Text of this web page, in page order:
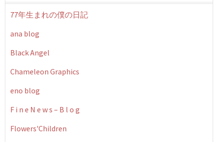
77年生まれの僕の日記
ana blog
Black Angel
Chameleon Graphics
eno blog
F i n e N e w s – B l o g
Flowers'Children